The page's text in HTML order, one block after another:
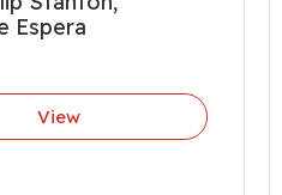
Espera
View